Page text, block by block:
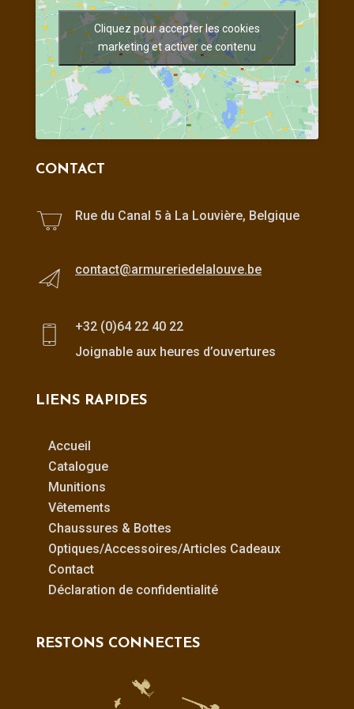
Cliquez pour accepter les cookies
marketing et activer ce contenu
CONTACT
Rue du Canal 5 à La Louvière, Belgique
contact@armureriedelalouve.be
+32 (0)64 22 40 22
Joignable aux heures d’ouvertures
LIENS RAPIDES
Accueil
Catalogue
Munitions
Vêtements
Chaussures & Bottes
Optiques/Accessoires/Articles Cadeaux
Contact
Déclaration de confidentialité
RESTONS CONNECTES